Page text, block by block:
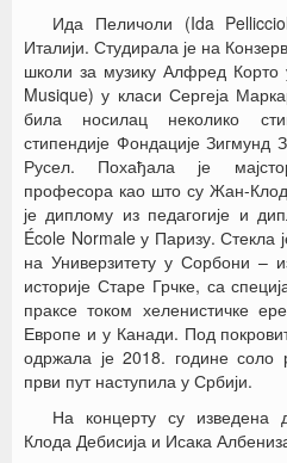
Ида Пеличоли (Ida
Италији. Студирала је на
школи за музику Алфред
Musique) у класи Сергеја
била носилац неколико
стипендије Фондације Зигмунд
Русел. Похађала је
професора као што су Жан-
је диплому из педагогије и
École Normale у Паризу. Стекла
на Универзитету у Сорбони –
историје Старе Грчке, са
праксе током хеленистичке
Европе и у Канади. Под
одржала је 2018. године
први пут наступила у Србији.
На концерту су
Клода Дебисија и Исака